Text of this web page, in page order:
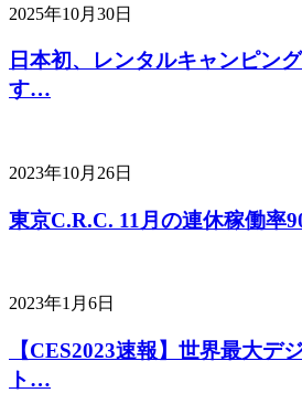
2025年10月30日
日本初、レンタルキャンピン
す…
2023年10月26日
東京C.R.C. 11月の連休稼働率
2023年1月6日
【CES2023速報】世界最大デ
ト…